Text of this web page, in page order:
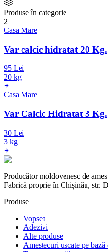
Produse în categorie
2
Casa Mare
Var calcic hidratat 20 Kg.
95 Lei
20 kg
Casa Mare
Var Calcic Hidratat 3 Kg.
30 Lei
3 kg
Producător moldovenesc de
Fabrică proprie în Chișinău, str.
Produse
Vopsea
Adezivi
Alte produse
Amestecuri uscate pe bază